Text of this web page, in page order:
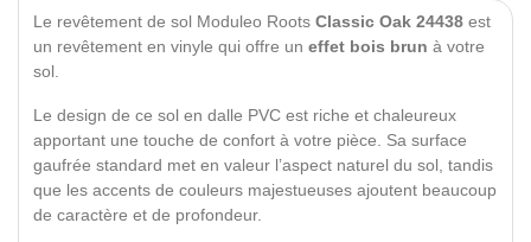
Le revêtement de sol Moduleo Roots Classic Oak 24438 est
un revêtement en vinyle qui offre un effet bois brun à votre
sol.
Le design de ce sol en dalle PVC est riche et chaleureux
apportant une touche de confort à votre pièce. Sa surface
gaufrée standard met en valeur l’aspect naturel du sol, tandis
que les accents de couleurs majestueuses ajoutent beaucoup
de caractère et de profondeur.